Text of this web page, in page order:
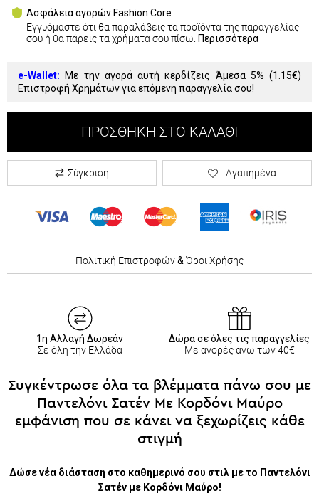
Ασφάλεια αγορών Fashion Core
Εγγυόμαστε ότι θα παραλάβεις τα προϊόντα της παραγγελίας
σου ή θα πάρεις τα χρήματα σου πίσω. Περισσότερα
e-Wallet: Με την αγορά αυτή κερδίζεις Άμεσα 5% (1.15€)
Επιστροφή Χρημάτων για επόμενη παραγγελία σου!
ΠΡΟΣΘΉΚΗ ΣΤΟ ΚΑΛΆΘΙ
Σύγκριση Αγαπημένα
Πολιτική Επιστροφών& Όροι Χρήσης
1η Αλλαγή Δωρεάν
Σε όλη την Ελλάδα
Δώρα σε όλες τις παραγγελίες
Με αγορές άνω των 40€
Συγκέντρωσε όλα τα βλέμματα πάνω σου με
Παντελόνι Σατέν Με Κορδόνι Μαύρο
εμφάνιση που σε κάνει να ξεχωρίζεις κάθε
στιγμή
Δώσε νέα διάσταση στο καθημερινό σου στιλ με το Παντελόνι
Σατέν με Κορδόνι Μαύρο!